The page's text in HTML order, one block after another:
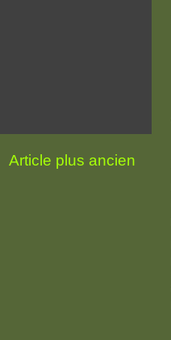
Article plus ancien